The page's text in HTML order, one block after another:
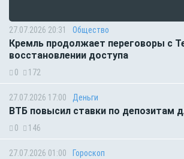
27.07.2026 20:31 Общество
Кремль продолжает переговоры с
восстановлении доступа
0 172
27.07.2026 17:00 Деньги
ВТБ повысил ставки по депозитам
0 146
27.07.2026 01:00 Гороскоп